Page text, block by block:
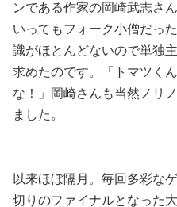
ンである作家の岡崎武志さ
いってもフォーク小僧だっ
識がほとんどないので単独
求めたのです。「トマツく
な！」岡崎さんも当然ノリ
ました。
以来ほぼ隔月。毎回多彩な
切りのファイナルとなった